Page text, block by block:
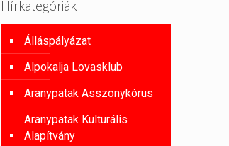
Hírkategóriák
Álláspályázat
Alpokalja Lovasklub
Aranypatak Asszonykórus
Aranypatak Kulturális
Alapítvány